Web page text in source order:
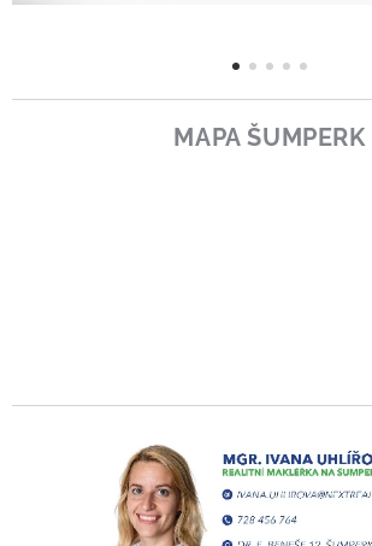
MAPA ŠUMPERK